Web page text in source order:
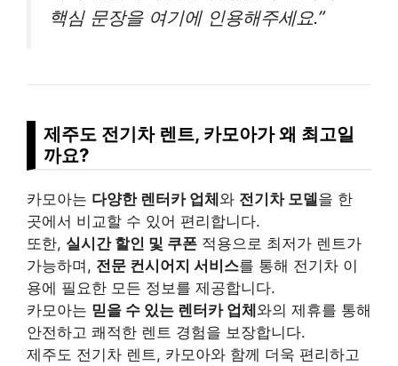
핵심 문장을 여기에 인용해주세요.”
제주도 전기차 렌트, 카모아가 왜 최고일
까요?
카모아는 다양한 렌터카 업체와 전기차 모델을 한
곳에서 비교할 수 있어 편리합니다.
또한, 실시간 할인 및 쿠폰 적용으로 최저가 렌트가
가능하며, 전문 컨시어지 서비스를 통해 전기차 이
용에 필요한 모든 정보를 제공합니다.
카모아는 믿을 수 있는 렌터카 업체와의 제휴를 통해
안전하고 쾌적한 렌트 경험을 보장합니다.
제주도 전기차 렌트, 카모아와 함께 더욱 편리하고